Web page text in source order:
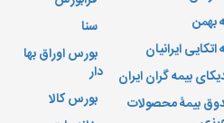
بهمن
اتکایی ایرانیان
بیمه گران ایران
بیمۀ محصولات
سنا
بورس اوراق بها
دار
بورس کالا